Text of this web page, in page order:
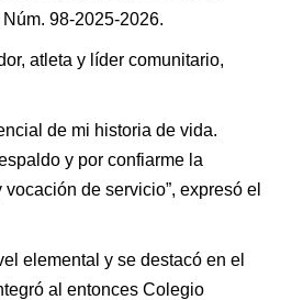
98-2025-2026.
atleta y líder comunitario,
de mi historia de vida.
y por confiarme la
de servicio”, expresó el
elemental y se destacó en el
al entonces Colegio